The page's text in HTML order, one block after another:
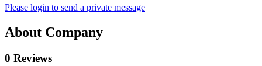
Please login to send a private message
About Company
0 Reviews